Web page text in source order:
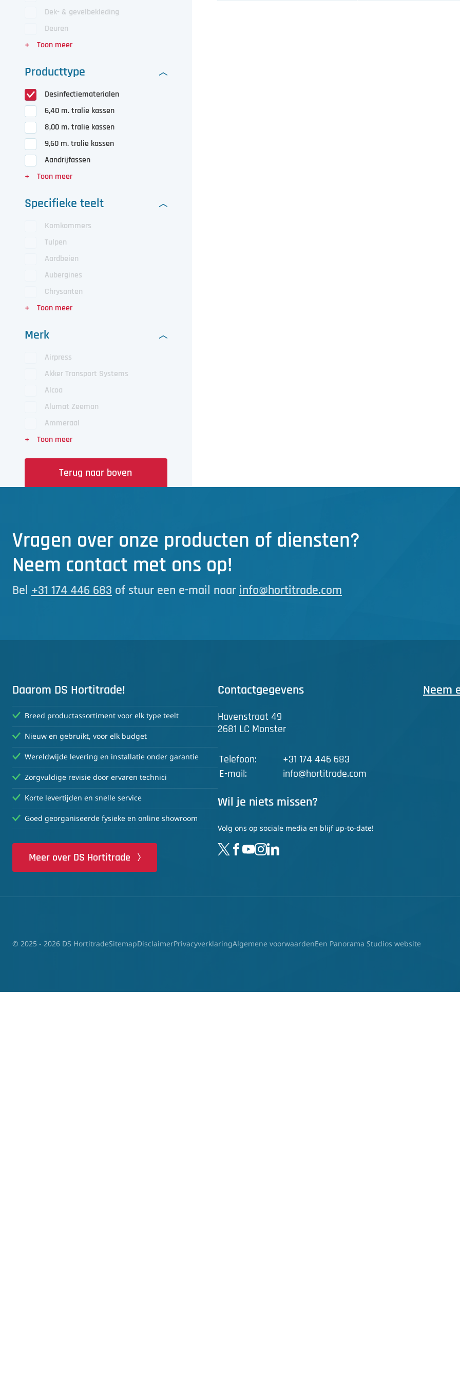
Dek- & gevelbekleding
Deuren
Producttype
Desinfectiematerialen
6,40 m. tralie kassen
8,00 m. tralie kassen
9,60 m. tralie kassen
Aandrijfassen
Specifieke teelt
Komkommers
Tulpen
Aardbeien
Aubergines
Chrysanten
Merk
Airpress
Akker Transport Systems
Alcoa
Alumat Zeeman
Ammeraal
Terug naar boven
Vragen over onze producten of diensten?
Neem contact met ons op!
Bel +31 174 446 683 of stuur een e-mail naar info@hortitrade.com
Daarom DS Hortitrade!
Breed productassortiment voor elk type teelt
Nieuw en gebruikt, voor elk budget
Wereldwijde levering en installatie onder garantie
Zorgvuldige revisie door ervaren technici
Korte levertijden en snelle service
Goed georganiseerde fysieke en online showroom
Meer over DS Hortitrade
Contactgegevens
Havenstraat 49
2681 LC Monster
Telefoon:
+31 174 446 683
E-mail:
info@hortitrade.com
Wil je niets missen?
Volg ons op sociale media en blijf up-to-date!
Neem
© 2025 - 2026 DS HortitradeSitemapDisclaimerPrivacyverklaringAlgemene voorwaardenEen Panorama Studios website